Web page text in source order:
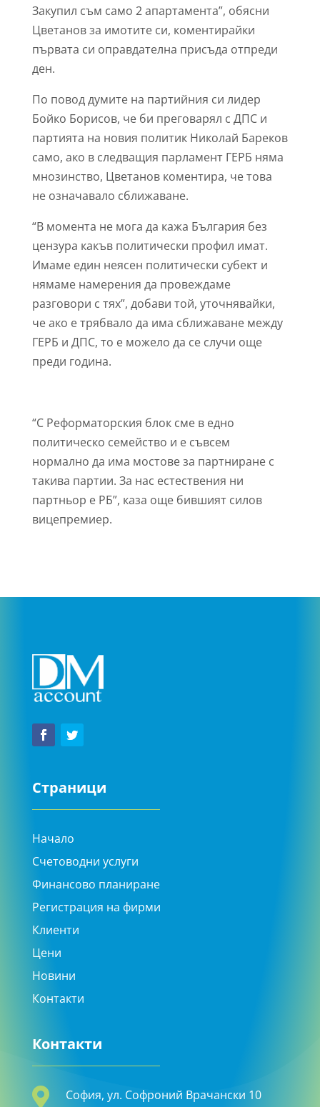
Закупил съм само 2 апартамента”, обясни
Цветанов за имотите си, коментирайки
първата си оправдателна присъда отпреди
ден.
По повод думите на партийния си лидер
Бойко Борисов, че би преговарял с ДПС и
партията на новия политик Николай Бареков
само, ако в следващия парламент ГЕРБ няма
мнозинство, Цветанов коментира, че това
не означавало сближаване.
“В момента не мога да кажа България без
цензура какъв политически профил имат.
Имаме един неясен политически субект и
нямаме намерения да провеждаме
разговори с тях”, добави той, уточнявайки,
че ако е трябвало да има сближаване между
ГЕРБ и ДПС, то е можело да се случи още
преди година.
“С Реформаторския блок сме в едно
политическо семейство и е съвсем
нормално да има мостове за партниране с
такива партии. За нас естествения ни
партньор е РБ”, каза още бившият силов
вицепремиер.
Страници
Начало
Счетоводни услуги
Финансово планиране
Регистрация на фирми
Клиенти
Цени
Новини
Контакти
Контакти

София, ул. Софроний Врачански 10